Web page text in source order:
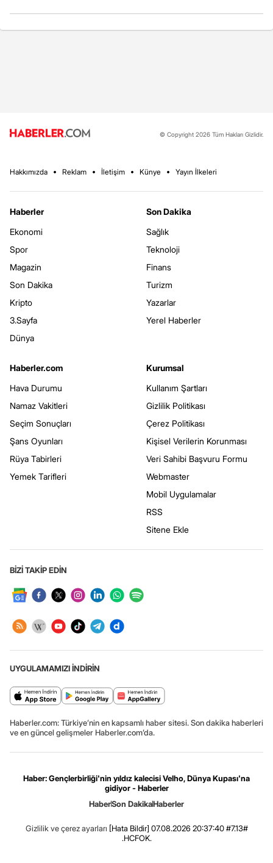
© Copyright 2026 Tüm Hakları Gizlidir.
Hakkımızda Reklam İletişim Künye Yayın İlkeleri
Haberler
Ekonomi
Spor
Magazin
Son Dakika
Kripto
3.Sayfa
Dünya
Son Dakika
Sağlık
Teknoloji
Finans
Turizm
Yazarlar
Yerel Haberler
Haberler.com
Hava Durumu
Namaz Vakitleri
Seçim Sonuçları
Şans Oyunları
Rüya Tabirleri
Yemek Tarifleri
Kurumsal
Kullanım Şartları
Gizlilik Politikası
Çerez Politikası
Kişisel Verilerin Korunması
Veri Sahibi Başvuru Formu
Webmaster
Mobil Uygulamalar
RSS
Sitene Ekle
BİZİ TAKİP EDİN
UYGULAMAMIZI İNDİRİN
Haberler.com: Türkiye’nin en kapsamlı haber sitesi. Son dakika haberleri
ve en güncel gelişmeler Haberler.com’da.
Haber: Gençlerbirliği'nin yıldız kalecisi Velho, Dünya Kupası'na
gidiyor - Haberler
HaberSon DakikaHaberler
Gizlilik ve çerez ayarları [Hata Bildir] 07.08.2026 20:37:40 #7.13#
.HCFOK.